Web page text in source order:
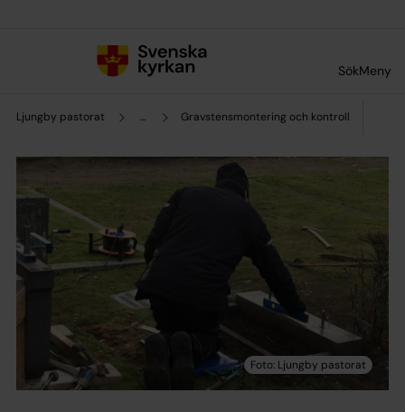
SökMeny
Ljungby pastorat ... Gravstensmontering och kontroll